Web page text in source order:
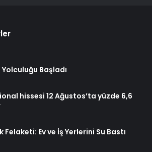
Başladı
hissesi 12 Ağustos’ta yüzde 6,6
Felaketi: Ev ve İş Yerlerini Su Bastı